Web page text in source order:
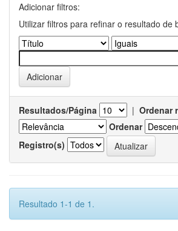
Adicionar filtros:
Utilizar filtros para refinar o resultado de
Resultados/Página | Ordenar
Ordenar
Registro(s)
Resultado 1-1 de 1.